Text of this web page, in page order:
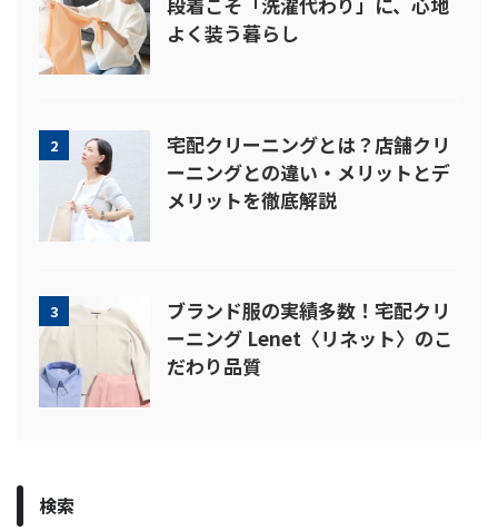
よく装う暮らし
2
宅配クリーニングとは？店舗クリ
ーニングとの違い・メリットとデ
メリットを徹底解説
3
ブランド服の実績多数！宅配クリ
ーニング Lenet〈リネット〉のこ
だわり品質
検索